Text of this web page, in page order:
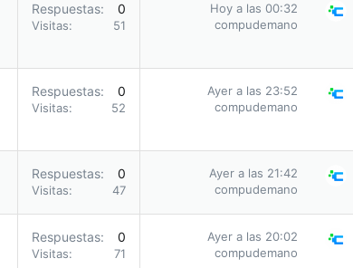
Respuestas 0
Visitas 51
Hoy a las 00:32
compudemano
Respuestas 0
Visitas 52
Ayer a las 23:52
compudemano
Respuestas 0
Visitas 47
Ayer a las 21:42
compudemano
Respuestas 0
Visitas 71
Ayer a las 20:02
compudemano